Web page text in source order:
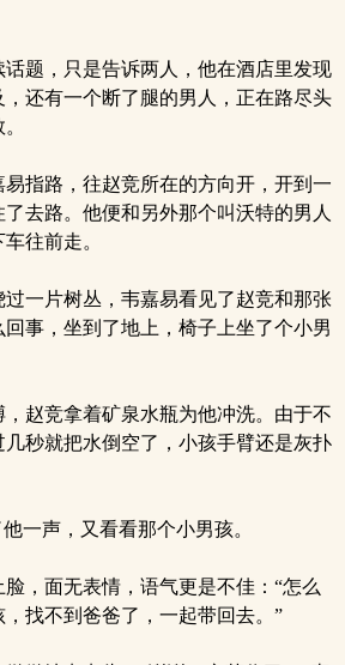
题，只是告诉两人，他在酒店里发现
还有一个断了腿的男人，正在路尽头
指路，往赵竞所在的方向开，开到一
去路。他便和另外那个叫沃特的男人
往前走。
一片树丛，韦嘉易看见了赵竞和那张
事，坐到了地上，椅子上坐了个小男
赵竞拿着矿泉水瓶为他冲洗。由于不
秒就把水倒空了，小孩手臂还是灰扑
一声，又看看那个小男孩。
，面无表情，语气更是不佳：“怎么
找不到爸爸了，一起带回去。”